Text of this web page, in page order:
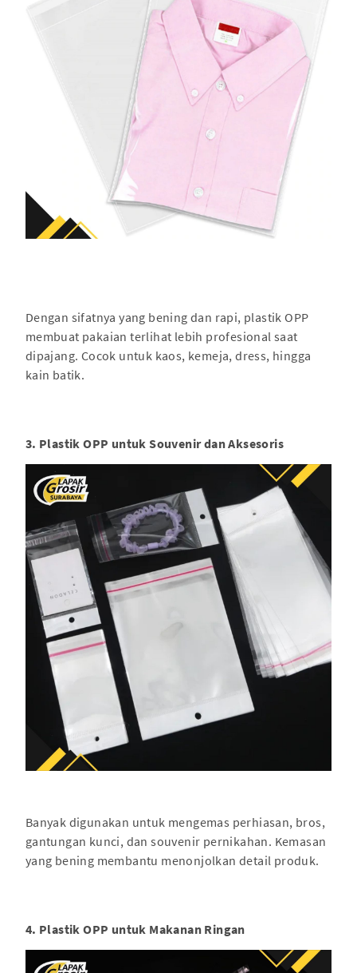
Dengan sifatnya yang bening dan rapi, plastik OPP
membuat pakaian terlihat lebih profesional saat
dipajang. Cocok untuk kaos, kemeja, dress, hingga
kain batik.
3. Plastik OPP untuk Souvenir dan Aksesoris
Banyak digunakan untuk mengemas perhiasan, bros,
gantungan kunci, dan souvenir pernikahan. Kemasan
yang bening membantu menonjolkan detail produk.
4. Plastik OPP untuk Makanan Ringan